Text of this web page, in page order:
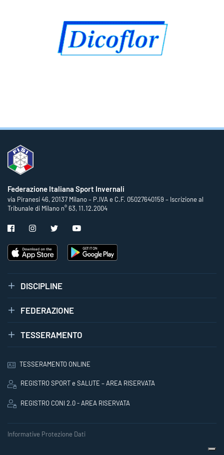
Federazione Italiana Sport Invernali
via Piranesi 46, 20137 Milano – P.IVA e C.F. 05027640159 – Iscrizione al
Tribunale di Milano n° 63, 11.12.2004
DISCIPLINE
FEDERAZIONE
TESSERAMENTO
TESSERAMENTO ONLINE
REGISTRO SPORT e SALUTE – AREA RISERVATA
REGISTRO CONI 2.0 - AREA RISERVATA
Informative Protezione Dati